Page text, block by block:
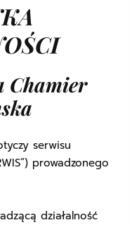
Chamier
serwisu
prowadzonego
działalność